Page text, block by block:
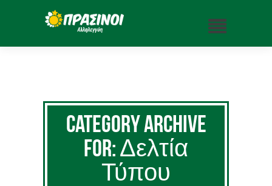
Category Archive
for: Δελτία
Τύπου